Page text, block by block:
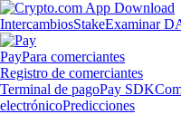
IntercambiosStakeExaminar
PayPara comerciantes
Registro de comerciantes
Terminal de pagoPay SDK
electrónicoPredicciones